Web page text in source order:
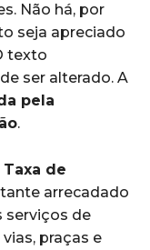
Não há, por
seja apreciado
texto
ser alterado. A
pela
.
Taxa de
arrecadado
serviços de
praças e